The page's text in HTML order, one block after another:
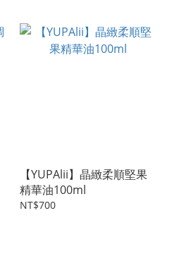
【YUPAlii】晶緻柔順堅果
精華油100ml
NT$700